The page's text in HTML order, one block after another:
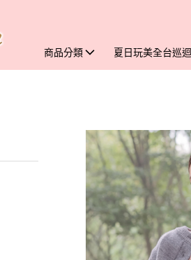
商品分類 夏日玩美全台巡迴